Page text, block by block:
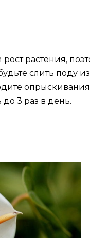
растения,
слить поду
опрыскивания
3 раз в день.